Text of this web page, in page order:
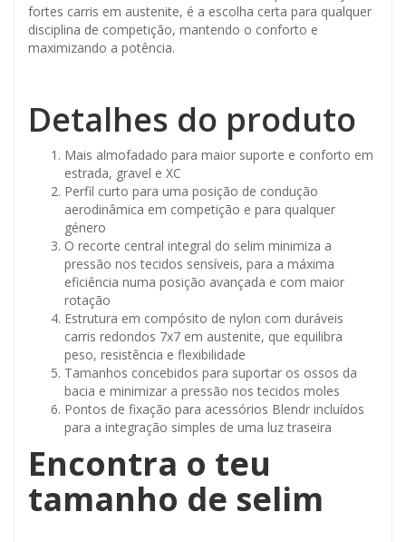
fortes carris em austenite, é a escolha certa para qualquer
disciplina de competição, mantendo o conforto e
maximizando a potência.
Detalhes do produto
Mais almofadado para maior suporte e conforto em
estrada, gravel e XC
Perfil curto para uma posição de condução
aerodinâmica em competição e para qualquer
género
O recorte central integral do selim minimiza a
pressão nos tecidos sensíveis, para a máxima
eficiência numa posição avançada e com maior
rotação
Estrutura em compósito de nylon com duráveis
carris redondos 7x7 em austenite, que equilibra
peso, resistência e flexibilidade
Tamanhos concebidos para suportar os ossos da
bacia e minimizar a pressão nos tecidos moles
Pontos de fixação para acessórios Blendr incluídos
para a integração simples de uma luz traseira
Encontra o teu
tamanho de selim